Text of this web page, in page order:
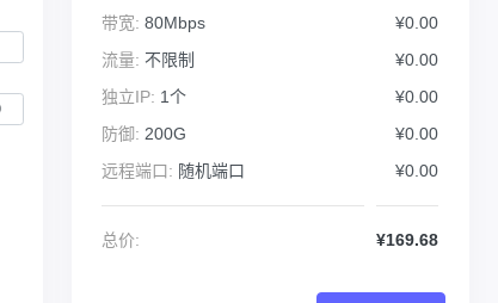
带宽: 80Mbps
¥0.00
流量: 不限制
¥0.00
独立IP: 1个
¥0.00
防御: 200G
¥0.00
远程端口: 随机端口 ¥0.00
总价: ¥169.68